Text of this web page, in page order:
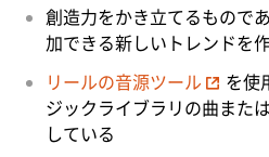
創造力をかき立てるもので
加できる新しいトレンドを作
リールの音源ツール
を使
ジックライブラリの曲また
している